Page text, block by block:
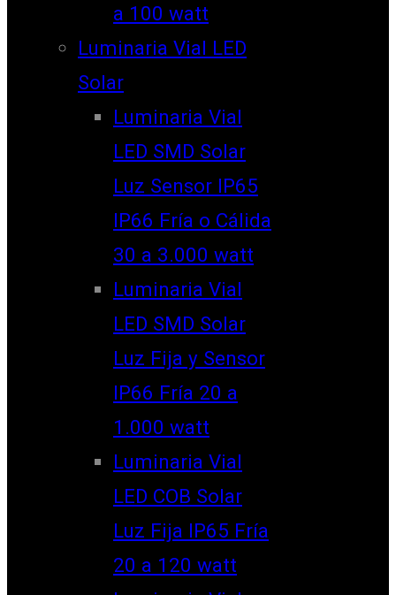
a 100 watt
Luminaria Vial LED
Solar
Luminaria Vial
LED SMD Solar
Luz Sensor IP65
IP66 Fría o Cálida
30 a 3.000 watt
Luminaria Vial
LED SMD Solar
Luz Fija y Sensor
IP66 Fría 20 a
1.000 watt
Luminaria Vial
LED COB Solar
Luz Fija IP65 Fría
20 a 120 watt